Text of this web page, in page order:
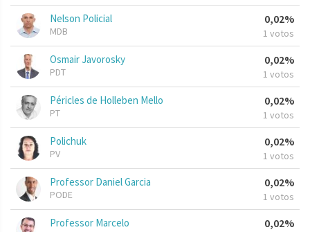
Nelson Policial
MDB
0,02%
1 votos
Osmair Javorosky
PDT
0,02%
1 votos
Péricles de Holleben Mello
PT
0,02%
1 votos
Polichuk
PV
0,02%
1 votos
Professor Daniel Garcia
PODE
0,02%
1 votos
Professor Marcelo 0,02%